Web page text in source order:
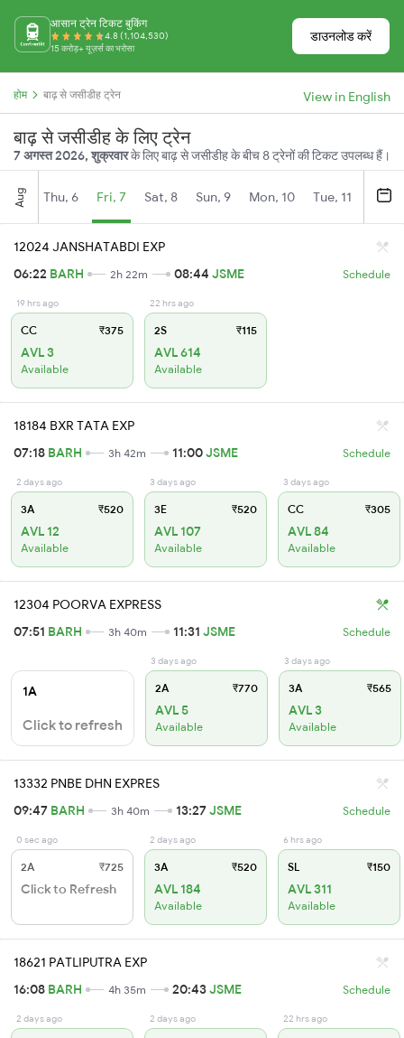
आसान ट्रेन टिकट बुकिंग
4.8 (1,104,530)
15 करोड़+ यूज़र्स का भरोसा
डाउनलोड करें
होम बाढ़ से जसीडीह ट्रेन View in English
बाढ़ से जसीडीह के लिए ट्रेन
7 अगस्त 2026, शुक्रवारके लिए बाढ़ से जसीडीह के बीच 8 ट्रेनों की टिकट उपलब्ध हैं।
Aug Thu, 6 Fri, 7 Sat, 8 Sun, 9 Mon, 10 Tue, 11
12024 JANSHATABDI EXP
06:22 BARH 2h 22m 08:44 JSME Schedule
19 hrs ago
CC ₹375
AVL 3
Available
22 hrs ago
2S ₹115
AVL 614
Available
18184 BXR TATA EXP
07:18 BARH 3h 42m 11:00JSME Schedule
2 days ago
3A ₹520
AVL 12
Available
3 days ago
3E ₹520
AVL 107
Available
3 days ago
CC ₹305
AVL 84
Available
12304 POORVA EXPRESS
07:51 BARH 3h 40m 11:31 JSME Schedule
1A
Click to refresh
3 days ago
2A ₹770
AVL 5
Available
3 days ago
3A ₹565
AVL 3
Available
13332 PNBE DHN EXPRES
09:47 BARH 3h 40m 13:27JSME Schedule
0 sec ago
2A ₹725
Click to Refresh
2 days ago
3A ₹520
AVL 184
Available
6 hrs ago
SL ₹150
AVL 311
Available
18621 PATLIPUTRA EXP
16:08 BARH 4h 35m 20:43JSME Schedule
2 days ago 2 days ago 22 hrs ago